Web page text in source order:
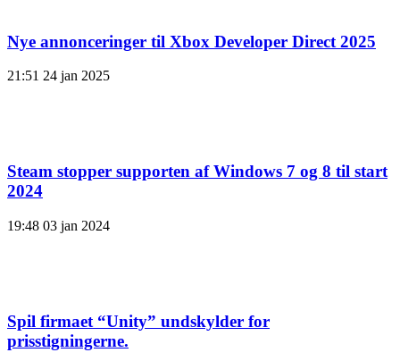
Nye annonceringer til Xbox Developer Direct 2025
21:51 24 jan 2025
Steam stopper supporten af ​​Windows 7 og 8 til start
2024
19:48 03 jan 2024
Spil firmaet “Unity” undskylder for
prisstigningerne.